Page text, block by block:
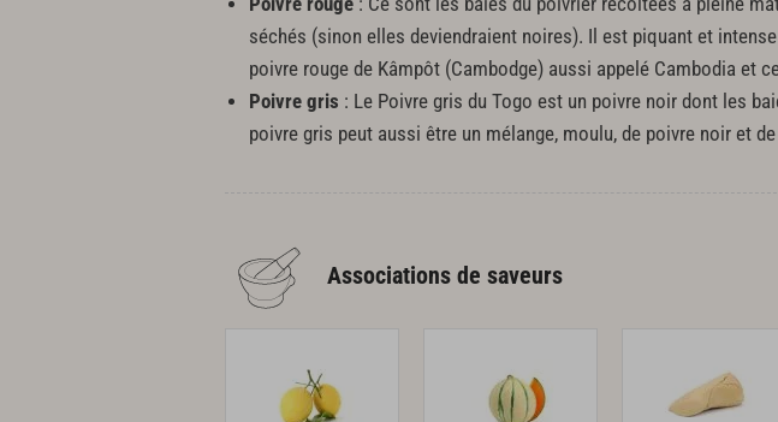
séchés (sinon elles deviendraient noires). Il est piquant et
poivre rouge de Kâmpôt (Cambodge) aussi appelé Cambodia et
Poivre gris : Le Poivre gris du Togo est un poivre noir dont les
poivre gris peut aussi être un mélange, moulu, de poivre noir et
Associations de saveurs